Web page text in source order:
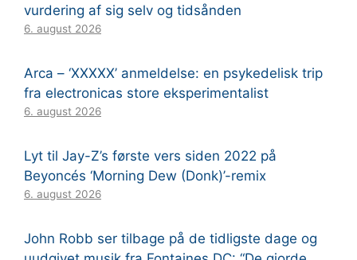
vurdering af sig selv og tidsånden
6. august 2026
Arca – ‘XXXXX’ anmeldelse: en psykedelisk trip
fra electronicas store eksperimentalist
6. august 2026
Lyt til Jay-Z’s første vers siden 2022 på
Beyoncés ‘Morning Dew (Donk)’-remix
6. august 2026
John Robb ser tilbage på de tidligste dage og